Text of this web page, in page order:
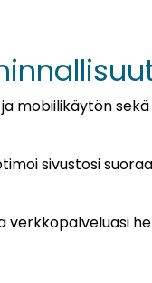
mobiilikäytön
sivustosi
verkkopalveluasi